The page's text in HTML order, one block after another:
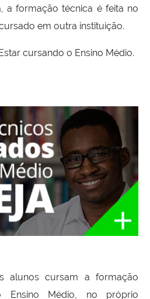
a formação técnica é feita no
em outra instituição.
cursando o Ensino Médio.
alunos cursam a formação
Ensino Médio, no próprio